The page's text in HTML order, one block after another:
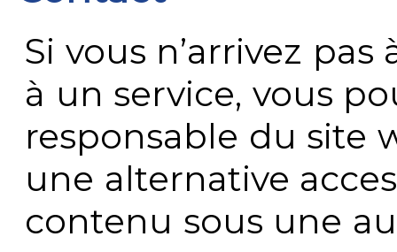
Si vous n’arrivez
à un service, vous
responsable du site
une alternative
contenu sous une